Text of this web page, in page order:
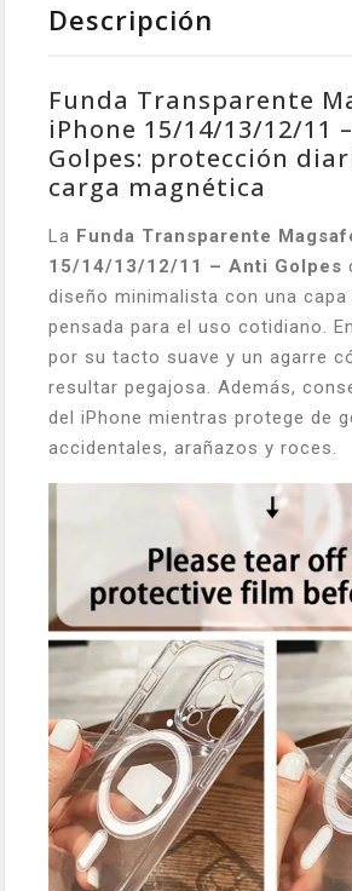
Descripción
Funda Transparente
iPhone 15/14/13/12/11
Golpes: protección
carga magnética
La Funda Transparente
15/14/13/12/11 – Anti Golpes
diseño minimalista con una
pensada para el uso cotidiano.
por su tacto suave y un agarre
resultar pegajosa. Además,
del iPhone mientras protege de
accidentales, arañazos y roces.